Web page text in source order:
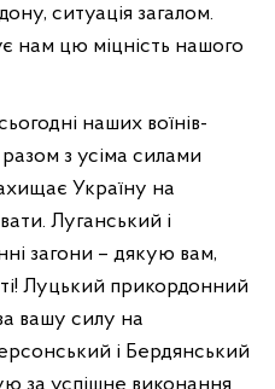
ситуація загалом.
нам цю міцність нашого
наших воїнів-
з усіма силами
Україну на
Луганський і
загони – дякую вам,
Луцький прикордонний
вашу силу на
і Бердянський